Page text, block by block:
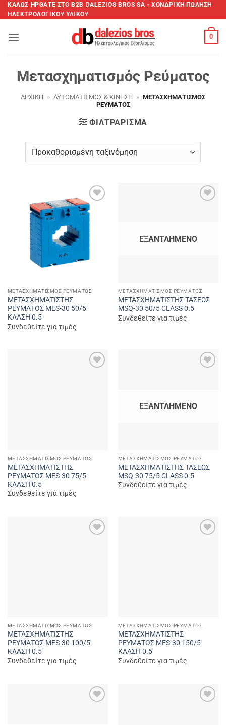
Μετάβαση
στο
ΚΑΛΩΣ ΗΡΘΑΤΕ ΣTO B2B DALEZIOS BROS SA - XΟΝΔΡΙΚΗ ΠΩΛΗΣΗ
ΗΛΕΚΤΡΟΛΟΓΙΚΟΥ ΥΛΙΚΟΥ
0
Μετασχηματισμός Ρεύματος
ΑΡΧΙΚΉ » ΑΥΤΟΜΑΤΙΣΜΌΣ & ΚΊΝΗΣΗ » ΜΕΤΑΣΧΗΜΑΤΙΣΜΌΣ
ΡΕΎΜΑΤΟΣ
ΦΙΛΤΡΆΡΙΣΜΑ
Add to
wishlist
ΜΕΤΑΣΧΗΜΑΤΙΣΜΌΣ ΡΕΎΜΑΤΟΣ
ΜΕΤΑΣΧΗΜΑΤΙΣΤΗΣ
ΡΕΥΜΑΤΟΣ MES-30 50/5
ΚΛΑΣΗ 0.5
Συνδεθείτε για τιμές
ΕΞΑΝΤΛΗΜΈΝΟ
ΜΕΤΑΣΧΗΜΑΤΙΣΜΌΣ ΡΕΎΜΑΤΟΣ
ΜΕΤΑΣΧΗΜΑΤΙΣΤΗΣ ΤΑΣΕΩΣ
MSQ-30 50/5 CLASS 0.5
Συνδεθείτε για τιμές
ΜΕΤΑΣΧΗΜΑΤΙΣΜΌΣ ΡΕΎΜΑΤΟΣ
ΜΕΤΑΣΧΗΜΑΤΙΣΤΗΣ
ΡΕΥΜΑΤΟΣ MES-30 75/5
ΚΛΑΣΗ 0.5
Συνδεθείτε για τιμές
ΕΞΑΝΤΛΗΜΈΝΟ
ΜΕΤΑΣΧΗΜΑΤΙΣΜΌΣ ΡΕΎΜΑΤΟΣ
ΜΕΤΑΣΧΗΜΑΤΙΣΤΗΣ ΤΑΣΕΩΣ
MSQ-30 75/5 CLASS 0.5
Συνδεθείτε για τιμές
ΜΕΤΑΣΧΗΜΑΤΙΣΜΌΣ ΡΕΎΜΑΤΟΣ
ΜΕΤΑΣΧΗΜΑΤΙΣΤΗΣ
ΡΕΥΜΑΤΟΣ MES-30 100/5
ΚΛΑΣΗ 0.5
Συνδεθείτε για τιμές
ΜΕΤΑΣΧΗΜΑΤΙΣΜΌΣ ΡΕΎΜΑΤΟΣ
ΜΕΤΑΣΧΗΜΑΤΙΣΤΗΣ
ΡΕΥΜΑΤΟΣ MES-30 150/5
ΚΛΑΣΗ 0.5
Συνδεθείτε για τιμές